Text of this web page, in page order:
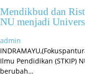
Mendikbud dan
NU menjadi
admin
Ilmu Pendidikan (STKIP)
berubah…